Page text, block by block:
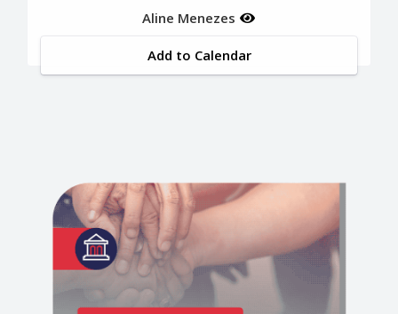
Aline Menezes
Add to Calendar